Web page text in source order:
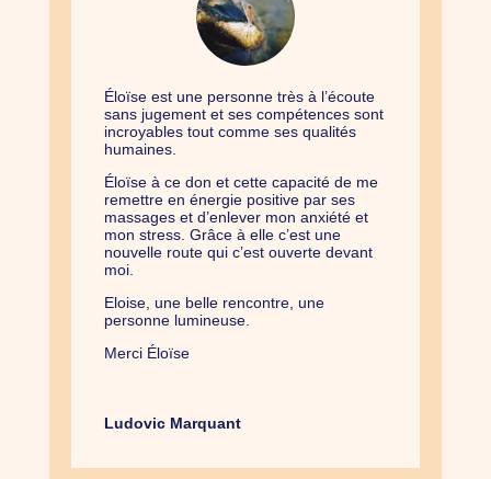
Éloïse est une personne très à l’écoute
sans jugement et ses compétences sont
incroyables tout comme ses qualités
humaines.
Éloïse à ce don et cette capacité de me
remettre en énergie positive par ses
massages et d’enlever mon anxiété et
mon stress. Grâce à elle c’est une
nouvelle route qui c’est ouverte devant
moi.
Eloise, une belle rencontre, une
personne lumineuse.
Merci Éloïse
Ludovic Marquant